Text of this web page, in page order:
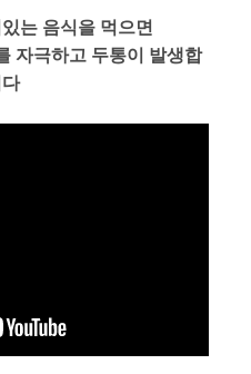
는 음식을 먹으면
자극하고 두통이 발생합